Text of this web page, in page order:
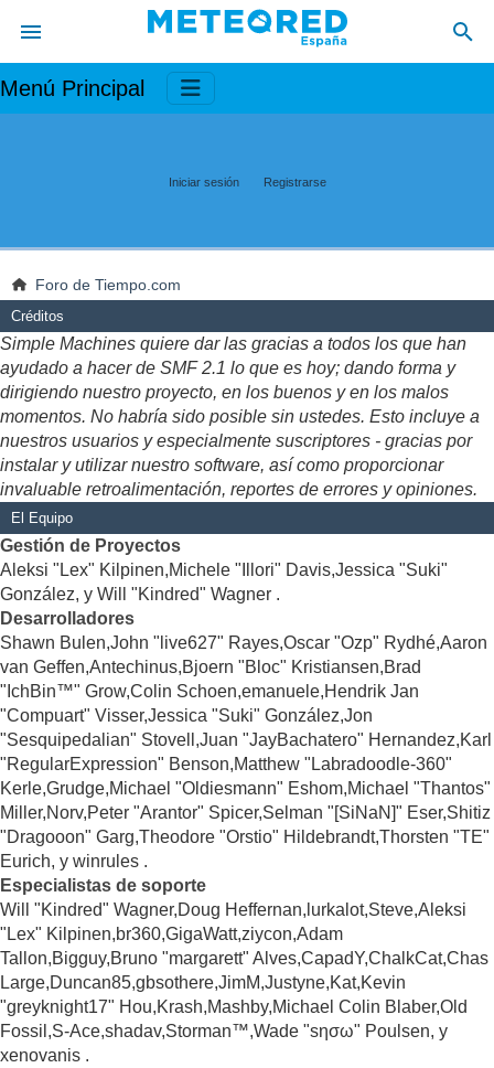
Menú Principal
Iniciar sesión Registrarse
Foro de Tiempo.com
Créditos
Simple Machines quiere dar las gracias a todos los que han
ayudado a hacer de SMF 2.1 lo que es hoy; dando forma y
dirigiendo nuestro proyecto, en los buenos y en los malos
momentos. No habría sido posible sin ustedes. Esto incluye a
nuestros usuarios y especialmente suscriptores - gracias por
instalar y utilizar nuestro software, así como proporcionar
invaluable retroalimentación, reportes de errores y opiniones.
El Equipo
Gestión de Proyectos
Aleksi "Lex" Kilpinen,Michele "Illori" Davis,Jessica "Suki"
González, y Will "Kindred" Wagner .
Desarrolladores
Shawn Bulen,John "live627" Rayes,Oscar "Ozp" Rydhé,Aaron
van Geffen,Antechinus,Bjoern "Bloc" Kristiansen,Brad
"IchBin™" Grow,Colin Schoen,emanuele,Hendrik Jan
"Compuart" Visser,Jessica "Suki" González,Jon
"Sesquipedalian" Stovell,Juan "JayBachatero" Hernandez,Karl
"RegularExpression" Benson,Matthew "Labradoodle-360"
Kerle,Grudge,Michael "Oldiesmann" Eshom,Michael "Thantos"
Miller,Norv,Peter "Arantor" Spicer,Selman "[SiNaN]" Eser,Shitiz
"Dragooon" Garg,Theodore "Orstio" Hildebrandt,Thorsten "TE"
Eurich, y winrules .
Especialistas de soporte
Will "Kindred" Wagner,Doug Heffernan,lurkalot,Steve,Aleksi
"Lex" Kilpinen,br360,GigaWatt,ziycon,Adam
Tallon,Bigguy,Bruno "margarett" Alves,CapadY,ChalkCat,Chas
Large,Duncan85,gbsothere,JimM,Justyne,Kat,Kevin
"greyknight17" Hou,Krash,Mashby,Michael Colin Blaber,Old
Fossil,S-Ace,shadav,Storman™,Wade "sησω" Poulsen, y
xenovanis .